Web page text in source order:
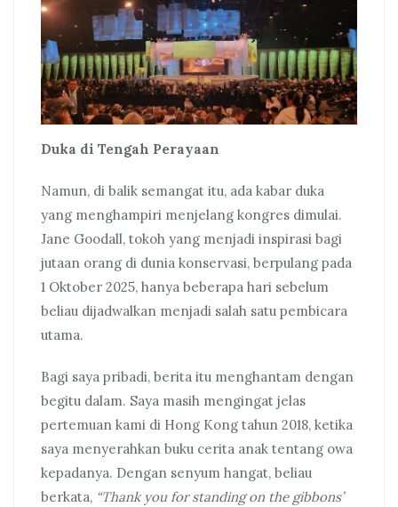
Duka di Tengah Perayaan
Namun, di balik semangat itu, ada kabar duka
yang menghampiri menjelang kongres dimulai.
Jane Goodall, tokoh yang menjadi inspirasi bagi
jutaan orang di dunia konservasi, berpulang pada
1 Oktober 2025, hanya beberapa hari sebelum
beliau dijadwalkan menjadi salah satu pembicara
utama.
Bagi saya pribadi, berita itu menghantam dengan
begitu dalam. Saya masih mengingat jelas
pertemuan kami di Hong Kong tahun 2018, ketika
saya menyerahkan buku cerita anak tentang owa
kepadanya. Dengan senyum hangat, beliau
berkata, “Thank you for standing on the gibbons’